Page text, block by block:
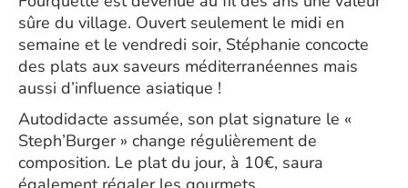
sûre du village. Ouvert seulement le midi en
semaine et le vendredi soir, Stéphanie concocte
des plats aux saveurs méditerranéennes mais
aussi d’influence asiatique !
Autodidacte assumée, son plat signature le «
Steph’Burger » change régulièrement de
composition. Le plat du jour, à 10€, saura